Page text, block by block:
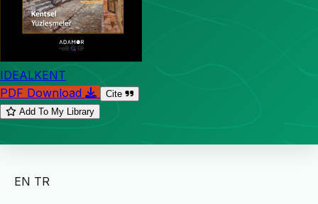
IDEALKENT
PDF Download
Cite
Add To My Library
EN TR